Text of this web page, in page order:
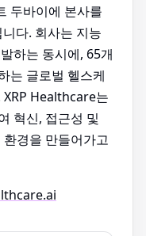
두바이에 본사를
다. 회사는 지능
하는 동시에, 65개
는 글로벌 헬스케
Healthcare는
혁신, 접근성 및
경을 만들어가고